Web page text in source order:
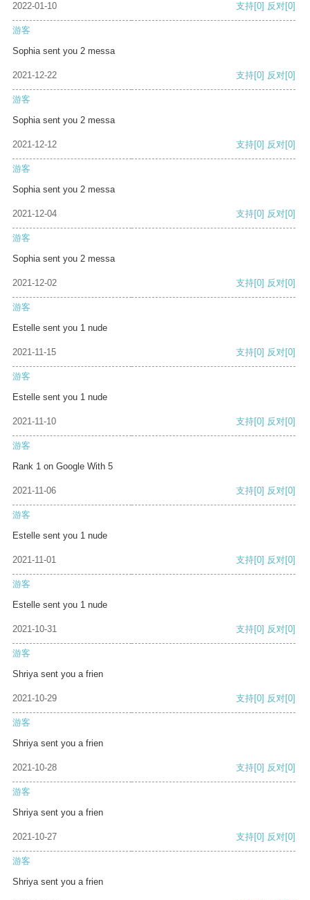
2022-01-10 支持[0] 反对[0]
游客
Sophia sent you 2 messa
2021-12-22 支持[0] 反对[0]
游客
Sophia sent you 2 messa
2021-12-12 支持[0] 反对[0]
游客
Sophia sent you 2 messa
2021-12-04 支持[0] 反对[0]
游客
Sophia sent you 2 messa
2021-12-02 支持[0] 反对[0]
游客
Estelle sent you 1 nude
2021-11-15 支持[0] 反对[0]
游客
Estelle sent you 1 nude
2021-11-10 支持[0] 反对[0]
游客
Rank 1 on Google With 5
2021-11-06 支持[0] 反对[0]
游客
Estelle sent you 1 nude
2021-11-01 支持[0] 反对[0]
游客
Estelle sent you 1 nude
2021-10-31 支持[0] 反对[0]
游客
Shriya sent you a frien
2021-10-29 支持[0] 反对[0]
游客
Shriya sent you a frien
2021-10-28 支持[0] 反对[0]
游客
Shriya sent you a frien
2021-10-27 支持[0] 反对[0]
游客
Shriya sent you a frien